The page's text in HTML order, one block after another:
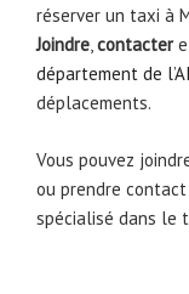
réserver un taxi à
Joindre,contacter
département de
déplacements.
Vous pouvez
ou prendre
spécialisé dans le